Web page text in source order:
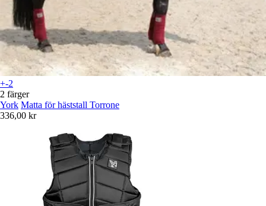
+-2
2 färger
York Matta för häststall Torrone
336,00 kr